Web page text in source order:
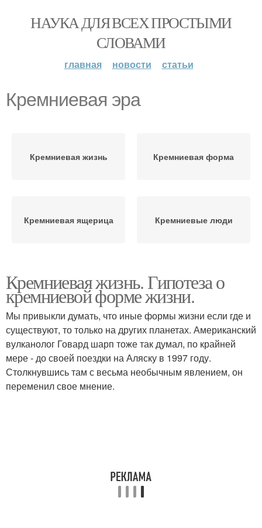
НАУКА ДЛЯ ВСЕХ ПРОСТЫМИ
СЛОВАМИ
главная новости статьи
Кремниевая эра
Кремниевая жизнь Кремниевая форма
Кремниевая ящерица Кремниевые люди
Кремниевая жизнь. Гипотеза о
кремниевой форме жизни.
Мы привыкли думать, что иные формы жизни если где и
существуют, то только на других планетах. Американский
вулканолог Говард шарп тоже так думал, по крайней
мере - до своей поездки на Аляску в 1997 году.
Столкнувшись там с весьма необычным явлением, он
переменил свое мнение.